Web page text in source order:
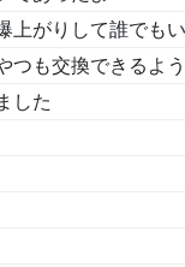
上がりして誰でも
つも交換できるよ
した